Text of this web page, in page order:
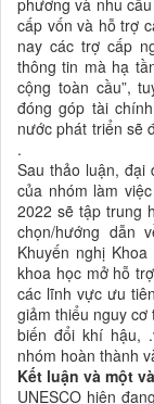
phương và nhu
cấp vốn và hỗ trợ
nay các trợ cấp
thông tin mà hạ
cộng toàn cầu”,
đóng góp tài
nước phát triển sẽ
.
Sau thảo luận, đại
của nhóm làm
2022 sẽ tập trung
chọn/hướng dẫn
Khuyến nghị
khoa học mở hỗ
các lĩnh vực ưu
giảm thiểu nguy
biến đổi khí hậu,
nhóm hoàn thành
Kết luận và một
UNESCO hiện